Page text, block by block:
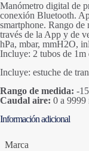
Manómetro digital de
conexión Bluetooth.
smartphone. Rango de
través de la App y de
hPa, mbar, mmH2O,
Incluye: 2 tubos de
Incluye: estuche de
Rango de medida: -
Caudal aire: 0 a 9999
Información adicional
Marca